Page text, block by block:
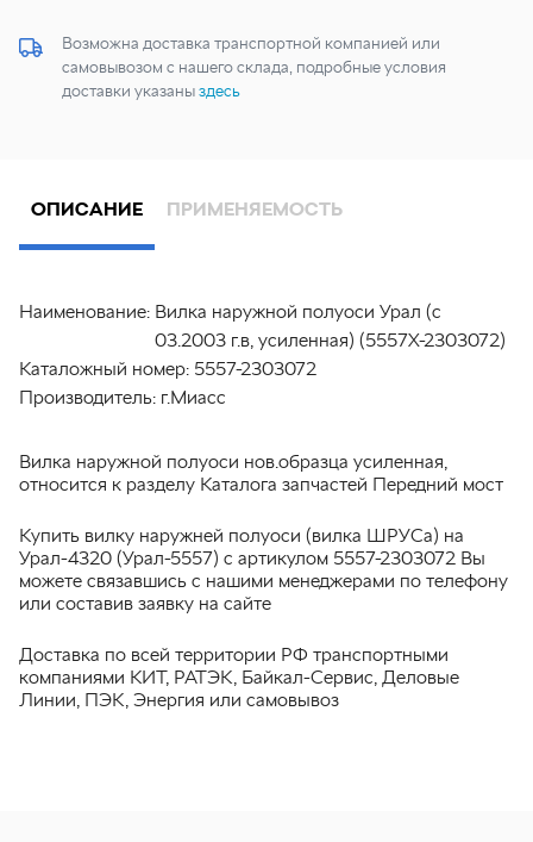
Возможна доставка транспортной компанией или
самовывозом с нашего склада, подробные условия
доставки указаныздесь
ОПИСАНИЕ ПРИМЕНЯЕМОСТЬ
Наименование: Вилка наружной полуоси Урал (с
03.2003 г.в, усиленная) (5557Х-2303072)
Каталожный номер: 5557-2303072
Производитель: г.Миасс
Вилка наружной полуоси нов.образца усиленная,
относится к разделу Каталога запчастей Передний мост
Купить вилку наружней полуоси (вилка ШРУСа) на
Урал-4320 (Урал-5557) с артикулом 5557-2303072 Вы
можете связавшись с нашими менеджерами по телефону
или составив заявку на сайте
Доставка по всей территории РФ транспортными
компаниями КИТ, РАТЭК, Байкал-Сервис, Деловые
Линии, ПЭК, Энергия или самовывоз